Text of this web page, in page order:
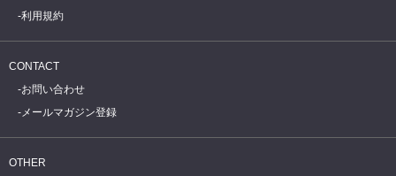
利用規約
CONTACT
お問い合わせ
メールマガジン登録
OTHER